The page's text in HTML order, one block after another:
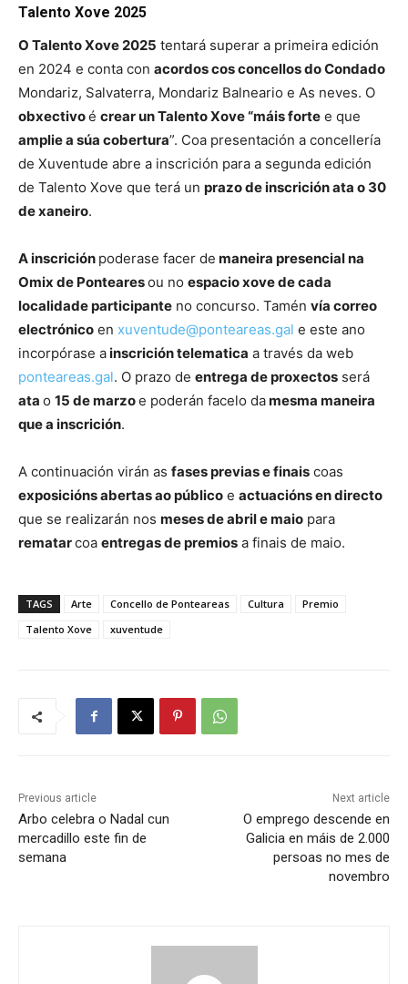
Talento Xove 2025
O Talento Xove 2025 tentará superar a primeira edición
en 2024 e conta con acordos cos concellos do Condado
Mondariz, Salvaterra, Mondariz Balneario e As neves. O
obxectivoé crear un Talento Xove “máis forte e que
amplie a súa cobertura”. Coa presentación a concellería
de Xuventude abre a inscrición para a segunda edición
de Talento Xove que terá un prazo de inscrición ata o 30
de xaneiro.
A inscrición poderase facer de maneira presencial na
Omix de Pontearesou no espacio xove de cada
localidade participante no concurso. Tamén vía correo
electrónico en xuventude@ponteareas.gal e este ano
incorpórase ainscrición telematica a través da web
ponteareas.gal. O prazo de entrega de proxectos será
ata o 15 de marzoe poderán facelo damesma maneira
que a inscrición.
A continuación virán as fases previas e finais coas
exposicións abertas ao público e actuacións en directo
que se realizarán nos meses de abril e maio para
rematarcoa entregas de premios a finais de maio.
TAGS Arte Concello de Ponteareas Cultura
Premio
Talento Xove
xuventude
Previous article
Arbo celebra o Nadal cun
mercadillo este fin de
semana
Next article
O emprego descende en
Galicia en máis de 2.000
persoas no mes de
novembro